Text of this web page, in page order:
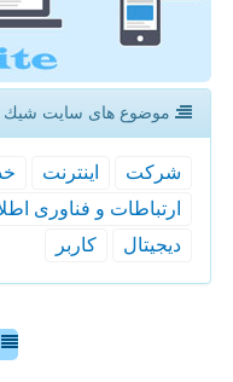
موضوع های سایت شیك
شركت اینترنت
ارتباطات و فناوری
دیجیتال
كاربر